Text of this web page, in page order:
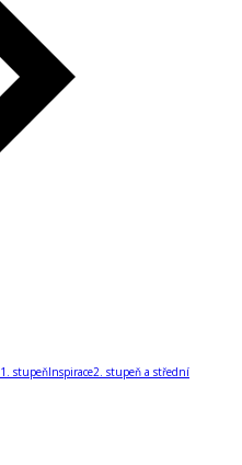
1. stupeňInspirace2. stupeň a střední